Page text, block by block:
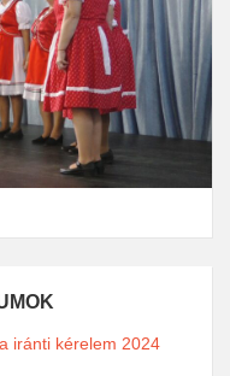
iránti kérelem 2024